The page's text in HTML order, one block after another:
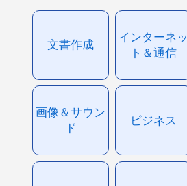
文書作成
インターネッ
ト＆通信
画像＆サウン
ド
ビジネス